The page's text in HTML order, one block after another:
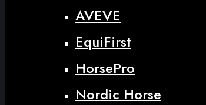
AVEVE
EquiFirst
HorsePro
Nordic Horse